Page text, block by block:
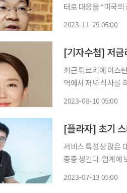
터로 대응을 “미국의 금리 인상은 끝났다.” “인플레이션 우려는 이제 상당 부분 해소되었다.”
2023-11-29 05:00
[기자수첩] 저금
최근 튀르키예 이스
역에서 저녁 식사를
2023-08-10 05:00
[플라자] 초기
서비스 특성상 많은
종종 생긴다. 업계에
2023-07-13 05:00